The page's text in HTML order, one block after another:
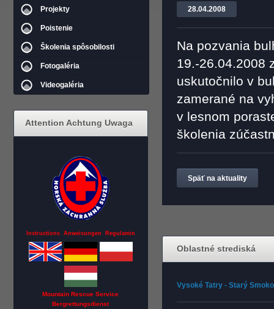
Projekty
Poistenie
Školenia spôsobilosti
Fotogaléria
Videogaléria
Attention Achtung Uwaga
Instructions Anweisungen Regulamin
Mountain Rescue Service
Bergrettungsdienst
28.04.2008
Na pozvania
19.-26.04.2008
uskutočnilo v
zamerané na
v lesnom
školenia
Späť na aktuality
Oblastné strediská
Vysoké Tatry - Starý